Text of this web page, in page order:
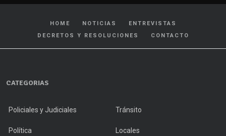
HOME NOTICIAS
ENTREVISTAS
DECRETOS Y RESOLUCIONES
CONTACTO
CATEGORIAS
Policiales y Judiciales Tránsito
Política Locales